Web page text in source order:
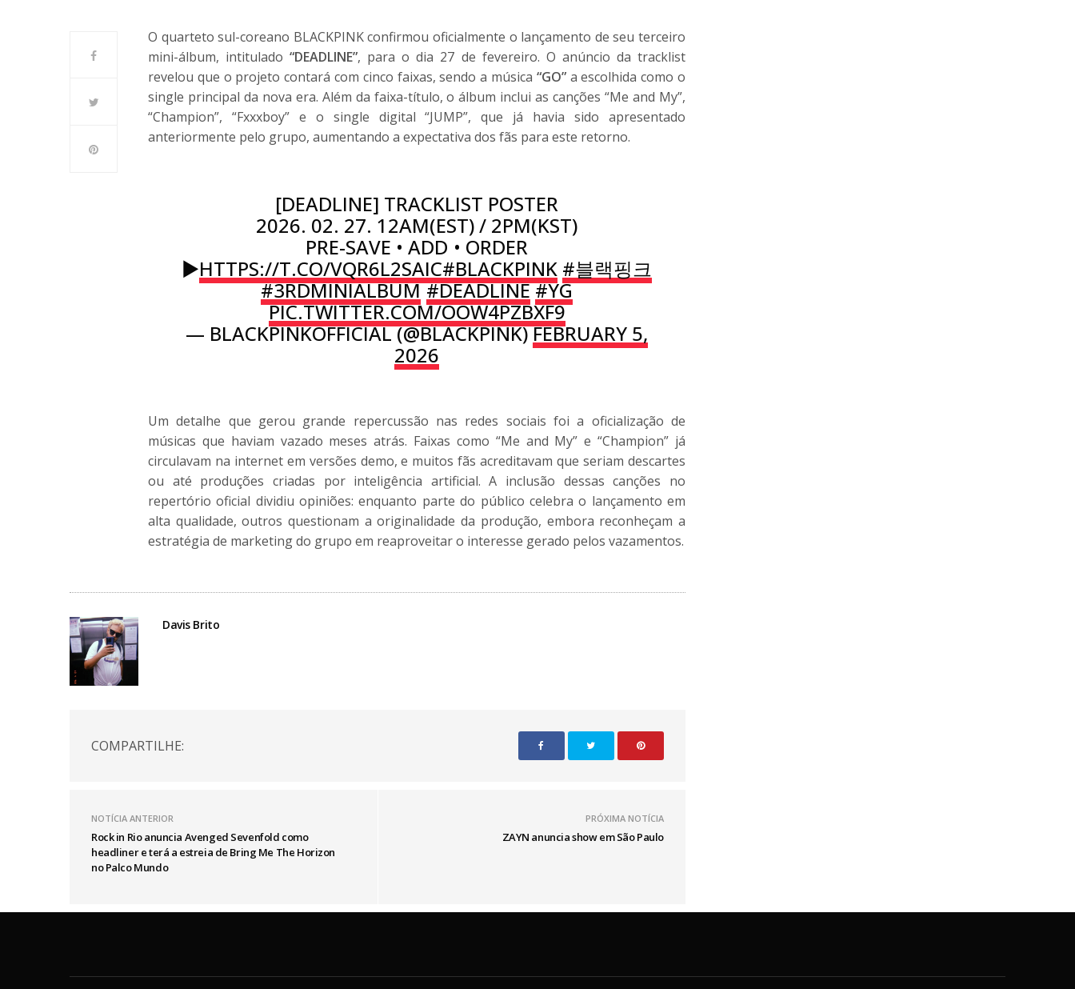
O quarteto sul-coreano BLACKPINK confirmou oficialmente o lançamento de seu terceiro
mini-álbum, intitulado“DEADLINE”, para o dia 27 de fevereiro. O anúncio da tracklist
revelou que o projeto contará com cinco faixas, sendo a música “GO”a escolhida como o
single principal da nova era. Além da faixa-título, o álbum inclui as canções “Me and My”,
“Champion”, “Fxxxboy” e o single digital “JUMP”, que já havia sido apresentado
anteriormente pelo grupo, aumentando a expectativa dos fãs para este retorno.
[DEADLINE] TRACKLIST POSTER
2026. 02. 27. 12AM(EST) / 2PM(KST)
PRE-SAVE • ADD • ORDER
▶️HTTPS://T.CO/VQR6L2SAIC#BLACKPINK #블랙핑크
#3RDMINIALBUM#DEADLINE#YG
PIC.TWITTER.COM/OOW4PZBXF9
— BLACKPINKOFFICIAL (@BLACKPINK)FEBRUARY 5,
2026
Um detalhe que gerou grande repercussão nas redes sociais foi a oficialização de
músicas que haviam vazado meses atrás. Faixas como “Me and My” e “Champion” já
circulavam na internet em versões demo, e muitos fãs acreditavam que seriam descartes
ou até produções criadas por inteligência artificial. A inclusão dessas canções no
repertório oficial dividiu opiniões: enquanto parte do público celebra o lançamento em
alta qualidade, outros questionam a originalidade da produção, embora reconheçam a
estratégia de marketing do grupo em reaproveitar o interesse gerado pelos vazamentos.
Davis Brito
COMPARTILHE:
NOTÍCIA ANTERIOR
Rock in Rio anuncia Avenged Sevenfold como
headliner e terá a estreia de Bring Me The Horizon
no Palco Mundo
PRÓXIMA NOTÍCIA
ZAYN anuncia show em São Paulo